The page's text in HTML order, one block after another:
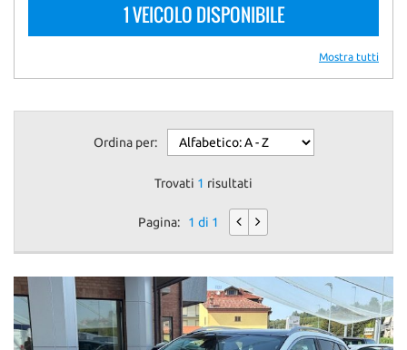
1 VEICOLO DISPONIBILE
Mostra tutti
Ordina per:
Trovati 1 risultati
Pagina: 1 di 1